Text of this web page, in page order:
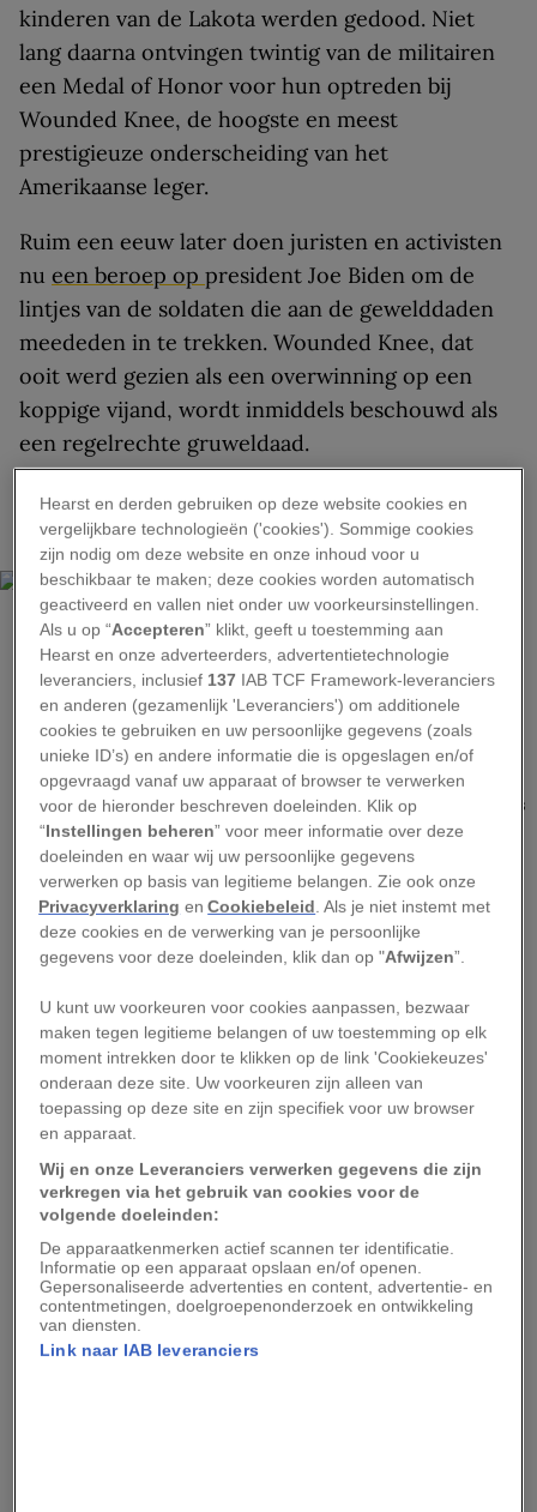
kinderen van de Lakota werden gedood. Niet
lang daarna ontvingen twintig van de militairen
een Medal of Honor voor hun optreden bij
Wounded Knee, de hoogste en meest
prestigieuze onderscheiding van het
Amerikaanse leger.
Ruim een eeuw later doen juristen en activisten
nu een beroep op president Joe Biden om de
lintjes van de soldaten die aan de gewelddaden
meededen in te trekken. Wounded Knee, dat
ooit werd gezien als een overwinning op een
koppige vijand, wordt inmiddels beschouwd als
een regelrechte gruweldaad.
Exclusief voor abonnees:In de schaduw van
Wounded Knee.)
NATIONAL GEOGRAPHIC
Na het bloedbad bij Wounded Knee werden mensen ingehuurd om de
stoffelijke overschotten op te halen. Door een sneeuwstorm konden zij pas
na drie dagen iets doen; de meeste lichamen waren al bevroren toen ze
arriveerden.
De oorsprong van de
Ghost Dance
De massamoord bij Wounded Knee was een
reactie op een religieuze beweging die voor
korte tijd hoop bood aan de inheemse bevolking
van de Great Plains. De komst van witte
kolonisten had grote gevolgen voor hen gehad.
DeGhost Dancebewegingraakte rond het jaar
1870 in zwang onder de inheemse bevolking van
het westen van Amerika. De beweging was
gebaseerd op een reeks vertellingen van Paiute-
medicijnmannen en voorspelde dat een
aanstaande opstand zou leiden tot de ondergang
Hearst en derden gebruiken op deze website cookies en
vergelijkbare technologieën ('cookies'). Sommige cookies
zijn nodig om deze website en onze inhoud voor u
beschikbaar te maken; deze cookies worden automatisch
geactiveerd en vallen niet onder uw voorkeursinstellingen.
Als u op “Accepteren” klikt, geeft u toestemming aan
Hearst en onze adverteerders, advertentietechnologie
leveranciers, inclusief 137 IAB TCF Framework-leveranciers
en anderen (gezamenlijk 'Leveranciers') om additionele
cookies te gebruiken en uw persoonlijke gegevens (zoals
unieke ID’s) en andere informatie die is opgeslagen en/of
opgevraagd vanaf uw apparaat of browser te verwerken
voor de hieronder beschreven doeleinden. Klik op
“Instellingen beheren” voor meer informatie over deze
doeleinden en waar wij uw persoonlijke gegevens
verwerken op basis van legitieme belangen. Zie ook onze
Privacyverklaring enCookiebeleid . Als je niet instemt met
deze cookies en de verwerking van je persoonlijke
gegevens voor deze doeleinden, klik dan op "Afwijzen”.
U kunt uw voorkeuren voor cookies aanpassen, bezwaar
maken tegen legitieme belangen of uw toestemming op elk
moment intrekken door te klikken op de link 'Cookiekeuzes'
onderaan deze site. Uw voorkeuren zijn alleen van
toepassing op deze site en zijn specifiek voor uw browser
en apparaat.
Wij en onze Leveranciers verwerken gegevens die zijn
verkregen via het gebruik van cookies voor de
volgende doeleinden:
De apparaatkenmerken actief scannen ter identificatie.
Informatie op een apparaat opslaan en/of openen.
Gepersonaliseerde advertenties en content, advertentie- en
contentmetingen, doelgroepenonderzoek en ontwikkeling
van diensten.
Link naar IAB leveranciers